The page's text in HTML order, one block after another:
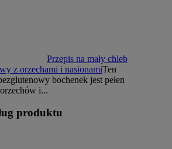
Przepis na mały chleb
z orzechami i nasionamiTen
bochenek jest pełen
i...
produktu